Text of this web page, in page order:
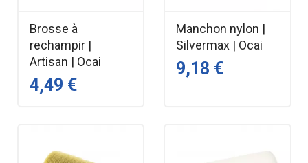
Brosse à
rechampir |
Artisan | Ocai
4,49 €
Manchon nylon |
Silvermax | Ocai
9,18 €